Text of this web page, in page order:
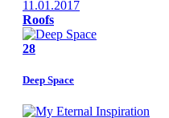
11.01.2017
Roofs
28
Deep Space